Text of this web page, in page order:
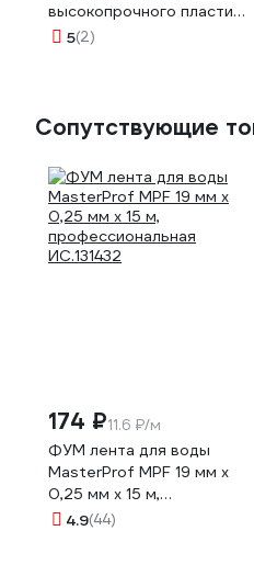
высокопрочного пластика
АБС, белый 597
5(2)
Сопутствующие
174 ₽11.6 ₽/м
ФУМ лента для воды
MasterProf MPF 19 мм x
0,25 мм x 15 м,
профессиональная
4.9(44)